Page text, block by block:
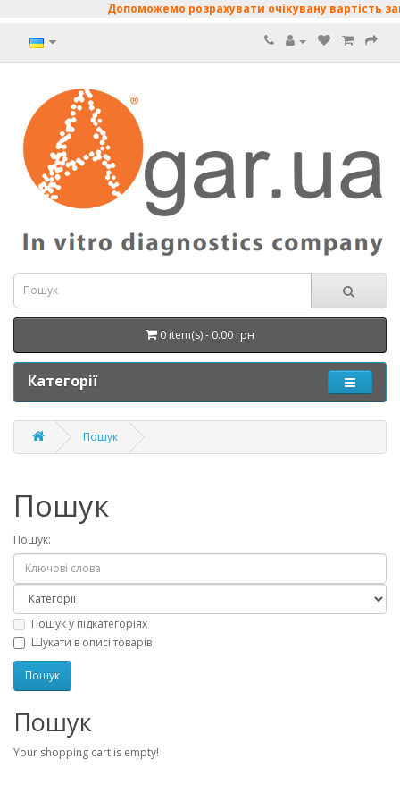
Допоможемо розрахувати очікувану вартість
0 item(s) - 0.00 грн
Категорії
Пошук
Пошук
Пошук:
Пошук у підкатегоріях
Шукати в описі товарів
Пошук
Your shopping cart is empty!